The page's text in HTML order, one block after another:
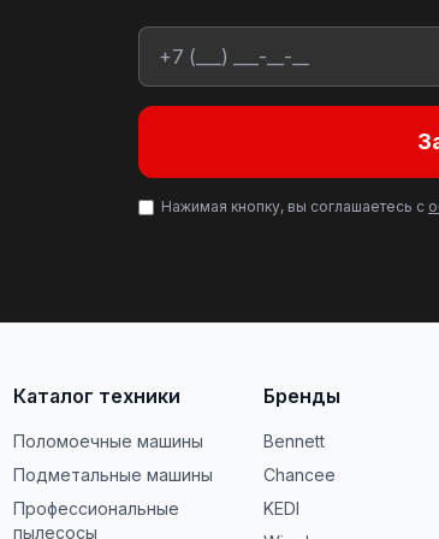
Нажимая кнопку, вы соглашаетесь с
Каталог техники
Поломоечные машины
Подметальные машины
Профессиональные
пылесосы
Бренды
Bennett
Chancee
KEDI